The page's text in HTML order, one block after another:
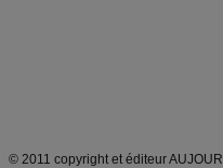
© 2011 copyright et éditeur